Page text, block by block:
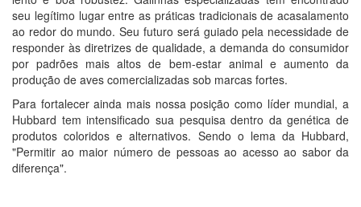
seu legítimo lugar entre as práticas tradicionais de acasalamento
ao redor do mundo. Seu futuro será guiado pela necessidade de
responder às diretrizes de qualidade, a demanda do consumidor
por padrões mais altos de bem-estar animal e aumento da
produção de aves comercializadas sob marcas fortes.
Para fortalecer ainda mais nossa posição como líder mundial, a
Hubbard tem intensificado sua pesquisa dentro da genética de
produtos coloridos e alternativos. Sendo o lema da Hubbard,
"Permitir ao maior número de pessoas ao acesso ao sabor da
diferença".